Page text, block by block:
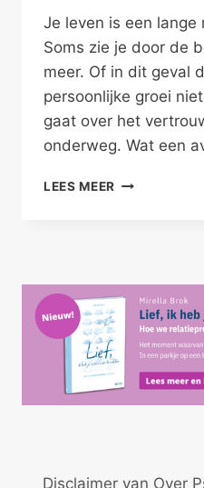
Je leven is een lange
Soms zie je door de
meer. Of in dit geval
persoonlijke groei
gaat over het
onderweg. Wat een
LEES MEER VERTROUW
Disclaimer van Over